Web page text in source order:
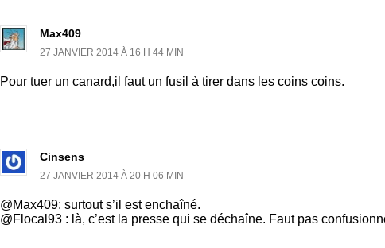
Max409
27 JANVIER 2014 À 16 H 44 MIN
Pour tuer un canard,il faut un fusil à tirer dans les coins coins.
Cinsens
27 JANVIER 2014 À 20 H 06 MIN
@Max409: surtout s’il est enchaîné.
@Flocal93 : là, c’est la presse qui se déchaîne. Faut pas